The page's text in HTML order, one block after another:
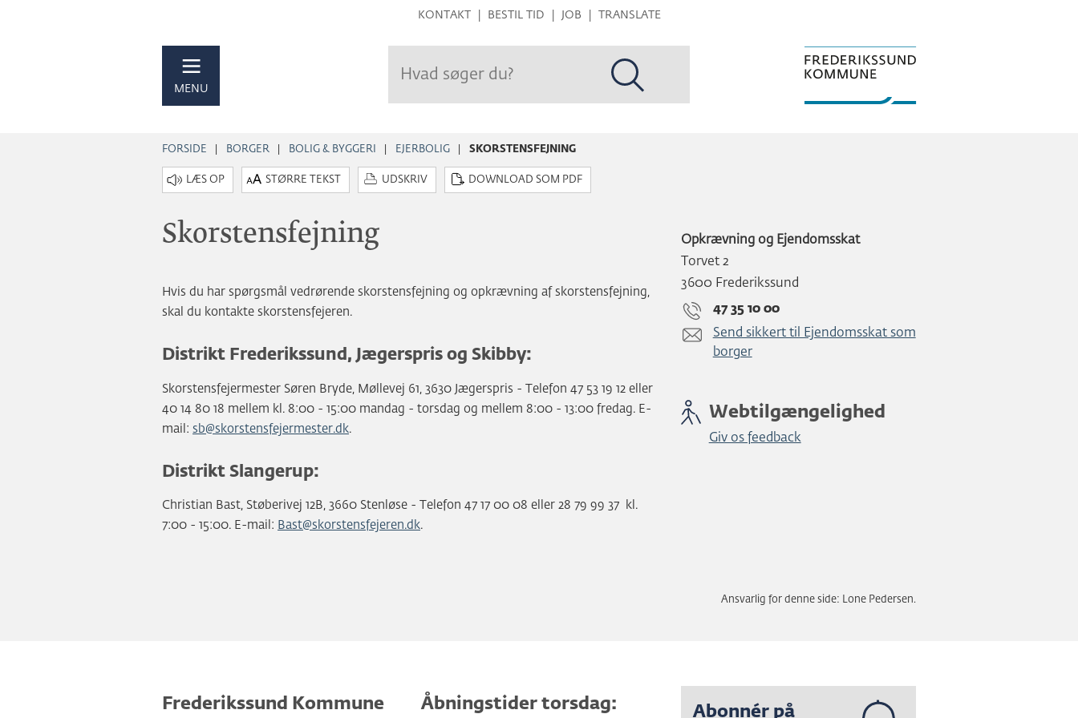
Hop
KONTAKT BESTIL TID JOB TRANSLATE
MENU
FORSIDE BORGER BOLIG & BYGGERI EJERBOLIG SKORSTENSFEJNING
STØRRE TEKST UDSKRIV DOWNLOAD SOM PDF
Skorstensfejning
Hvis du har spørgsmål vedrørende skorstensfejning og opkrævning af skorstensfejning,
skal du kontakte skorstensfejeren.
Distrikt Frederikssund, Jægerspris og Skibby:
Skorstensfejermester Søren Bryde, Møllevej 61, 3630 Jægerspris - Telefon 47 53 19 12 eller
40 14 80 18 mellem kl. 8:00 - 15:00 mandag - torsdag og mellem 8:00 - 13:00 fredag. E-
mail: sb@skorstensfejermester.dk.
Distrikt Slangerup:
Christian Bast, Støberivej 12B, 3660 Stenløse - Telefon 47 17 00 08 eller 28 79 99 37 kl.
7:00 - 15:00. E-mail: Bast@skorstensfejeren.dk.
Opkrævning og Ejendomsskat
Torvet 2
3600 Frederikssund
47 35 10 00
Send sikkert til Ejendomsskat som
borger
Webtilgængelighed
Giv os feedback
Ansvarlig for denne side: Lone Pedersen.
Frederikssund Kommune Åbningstider torsdag: Abonnér på